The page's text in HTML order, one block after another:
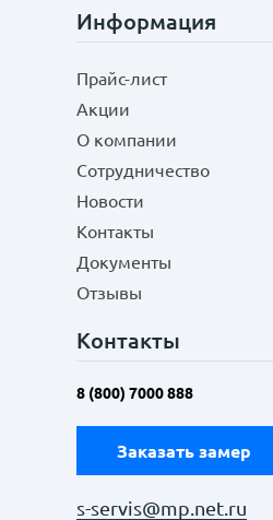
Информация
Прайс-лист
Акции
О компании
Сотрудничество
Новости
Контакты
Документы
Отзывы
Контакты
8 (800) 7000 888
Заказать замер
s-servis@mp.net.ru